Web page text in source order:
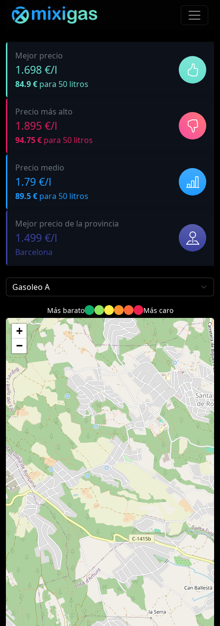
Mejor precio
1.698 €/l
84.9 € para 50 litros
Precio más alto
1.895 €/l
94.75 € para 50 litros
Precio medio
1.79 €/l
89.5 € para 50 litros
Mejor precio de la provincia
1.499 €/l
Barcelona
Más barato Más caro
+
−